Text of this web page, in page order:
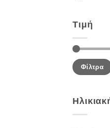
Τιμή
Ελάχιστη
τιμή
Μέγιστη
τιμήΦίλτρα